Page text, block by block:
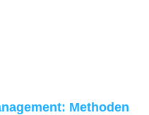
Methoden